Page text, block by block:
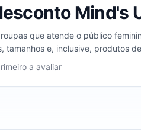
Mind's
que atende o público
tamanhos e, inclusive, produtos
seus clientes virtuais.
1 a 5 estrelas
a avaliar